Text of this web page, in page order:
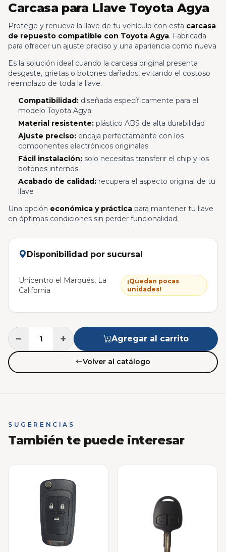
Carcasa para Llave Toyota Agya
Protege y renueva la llave de tu vehículo con esta carcasa
de repuesto compatible con Toyota Agya. Fabricada
para ofrecer un ajuste preciso y una apariencia como nueva.
Es la solución ideal cuando la carcasa original presenta
desgaste, grietas o botones dañados, evitando el costoso
reemplazo de toda la llave.
Compatibilidad:diseñada específicamente para el
modelo Toyota Agya
Material resistente:plástico ABS de alta durabilidad
Ajuste preciso:encaja perfectamente con los
componentes electrónicos originales
Fácil instalación:solo necesitas transferir el chip y los
botones internos
Acabado de calidad:recupera el aspecto original de tu
llave
Una opción económica y práctica para mantener tu llave
en óptimas condiciones sin perder funcionalidad.
Disponibilidad por sucursal
Unicentro el Marqués, La
California
¡Quedan pocas
unidades!
− + Agregar al carrito
Volver al catálogo
SUGERENCIAS
También te puede interesar